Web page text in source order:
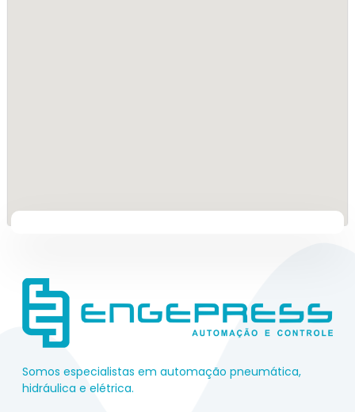
Somos especialistas em automação pneumática,
hidráulica e elétrica.